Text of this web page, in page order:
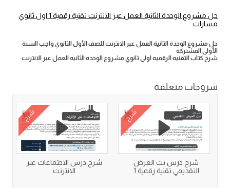
حل مشروع الوحدة الثانية العمل عبر الانترنت تقنية رقمية 1 اول ثانوي
مسارات
حل مشروع الوحدة الثانية العمل عبر الانترنت للصف الأول الثانوي واجب السنة
الأولى المشتركة
شرح كتاب التقنيه الرقميه اولى ثانوي مشروع الوحده الثانيه العمل عبر الانترنت
شروحات متعلقة
شرح
شرح درس بث العرض
التقديمي تقنية رقمية 1
شرح
شرح درس الاجتماعات عبر
الانترنت